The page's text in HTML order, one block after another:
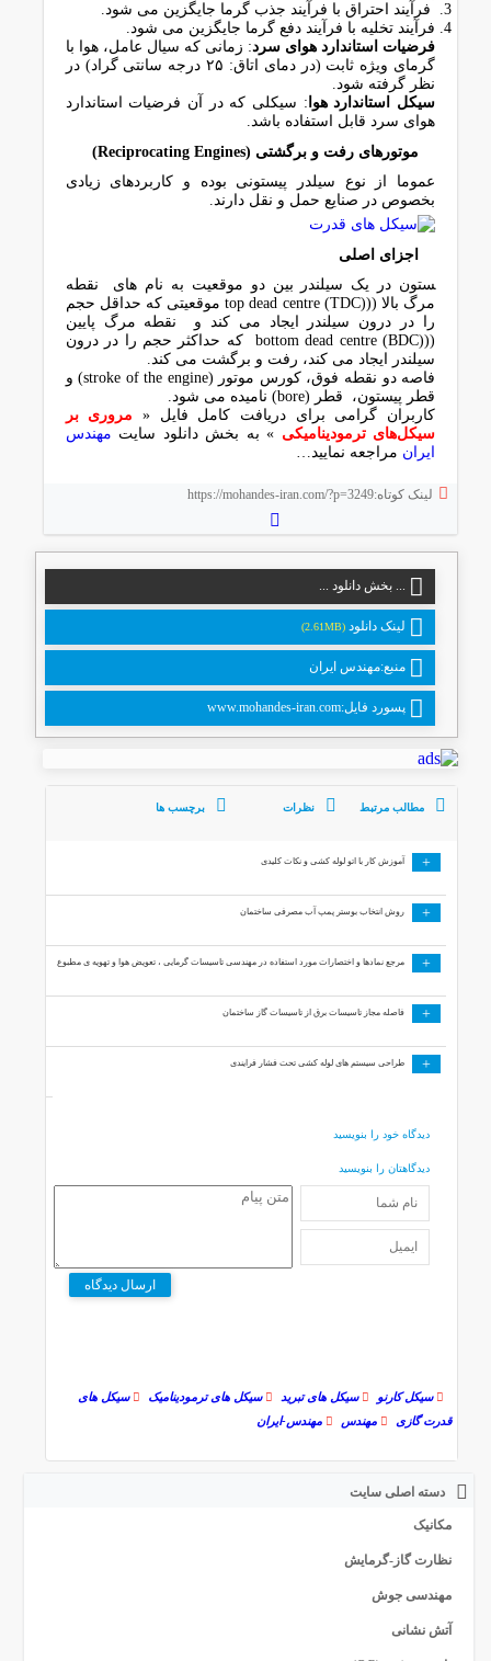
ﻓﺮآﯾﻨﺪ اﺣﺘﺮاق ﺑﺎ ﻓﺮآﯾﻨﺪ ﺟﺬب ﮔﺮﻣﺎ ﺟﺎﯾﮕﺰﯾﻦ ﻣﯽ ﺷﻮد.
ﻓﺮآﯾﻨﺪ ﺗﺨﻠﯿﻪ ﺑﺎ ﻓﺮآﯾﻨﺪ دﻓﻊ ﮔﺮﻣﺎ ﺟﺎﯾﮕﺰﯾﻦ ﻣﯽ ﺷﻮد.
ﻓﺮﺿﯿﺎت اﺳﺘﺎﻧﺪارد ﻫﻮای ﺳﺮد: زﻣﺎﻧﯽ ﮐﻪ ﺳﯿﺎل ﻋﺎﻣﻞ، ﻫﻮا ﺑﺎ
ﮔﺮﻣﺎی وﯾﮋه ﺛﺎﺑﺖ (در دﻣﺎی اﺗﺎق: ۲۵ درجه سانتی گراد) در
ﻧﻈﺮ ﮔﺮﻓﺘﻪ ﺷﻮد.
ﺳﯿﮑﻞ اﺳﺘﺎﻧﺪارد ﻫﻮا : ﺳﯿﮑﻠﯽ ﮐﻪ در آن ﻓﺮﺿﯿﺎت اﺳﺘﺎﻧﺪارد
ﻫﻮای ﺳﺮد ﻗﺎﺑﻞ اﺳﺘﻔﺎده ﺑﺎﺷﺪ.
ﻣﻮﺗﻮرﻫﺎی رﻓﺖ و ﺑﺮﮔﺸﺘﯽ (Reciprocating Engines)
ﻋﻤﻮﻣﺎ از ﻧﻮع ﺳﯿﻠﺪر ﭘﯿﺴﺘﻮﻧﯽ ﺑﻮده و ﮐﺎرﺑﺮدﻫﺎی زﯾﺎدی
ﺑﺨﺼﻮص در ﺻﻨﺎﯾﻊ ﺣﻤﻞ و ﻧﻘﻞ دارﻧﺪ.
اﺟﺰای اﺻﻠﯽ
ﺴﺘﻮن در ﯾﮏ ﺳﯿﻠﻨﺪر ﺑﯿﻦ دو ﻣﻮﻗﻌﯿﺖ ﺑﻪ ﻧﺎم ﻫﺎی ﻧﻘﻄﻪ
ﻣﺮگ ﺑﺎﻻ ((top dead centre (TDC) ﻣﻮﻗﻌﯿﺘﯽ ﮐﻪ ﺣﺪاﻗﻞ ﺣﺠﻢ
را در درون ﺳﯿﻠﻨﺪر اﯾﺠﺎد ﻣﯽ ﮐﻨﺪ و ﻧﻘﻄﻪ ﻣﺮگ ﭘﺎﯾﯿﻦ
((bottom dead centre (BDC) ﮐﻪ ﺣﺪاﮐﺜﺮ ﺣﺠﻢ را در درون
ﺳﯿﻠﻨﺪر اﯾﺠﺎد ﻣﯽ ﮐﻨﺪ، رﻓﺖ و ﺑﺮﮔﺸﺖ ﻣﯽ ﮐﻨﺪ.
ﻓﺎﺻﻪ دو ﻧﻘﻄﻪ ﻓﻮق، ﮐﻮرس ﻣﻮﺗﻮر (stroke of the engine) و
ﻗﻄﺮ ﭘﯿﺴﺘﻮن، ﻗﻄﺮ (bore) ﻧﺎﻣﯿﺪه ﻣﯽ ﺷﻮد.
کاربران گرامی برای دریافت کامل فایل « مروری بر
سیکل‌های ترمودینامیکی » به بخش دانلود سایت مهندس
ایران مراجعه نمایید…
لینک کوتاه:https://mohandes-iran.com/?p=3249
... بخش دانلود ...
لینک دانلود (2.61MB)
منبع:مهندس ایران
پسورد فایل:www.mohandes-iran.com
مطالب مرتبط نظرات برچسب ها
+ آموزش کار با اتو لوله کشی و نکات کلیدی
+ روش انتخاب بوستر پمپ آب مصرفی ساختمان
+ مرجع نمادها و اختصارات مورد استفاده در مهندسی تاسیسات گرمایی ، تعویض هوا و تهویه ی مطبوع
+ فاصله مجاز تاسیسات برق از تاسیسات گاز ساختمان
+ طراحی سیستم های لوله کشی تحت فشار فرایندی
دیدگاه خود را بنویسید
دیدگاهتان را بنویسید
ارسال دیدگاه
سیکل کارنو سیکل های تبرید سیکل های ترمودینامیک
سیکل های
قدرت گازی
مهندس مهندس-ایران
دسته اصلی سایت
مکانیک
نظارت گاز-گرمایش
مهندسی جوش
آتش نشانی